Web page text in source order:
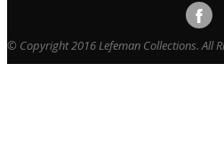
© Copyright 2016 Lefeman Collections. All